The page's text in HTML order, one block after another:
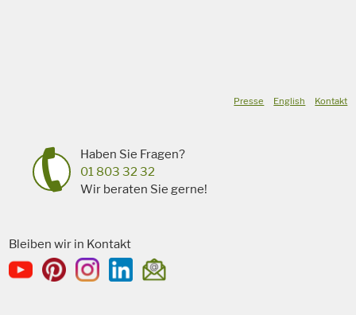
Presse English Kontakt
Haben Sie Fragen?
01 803 32 32
Wir beraten Sie gerne!
Bleiben wir in Kontakt